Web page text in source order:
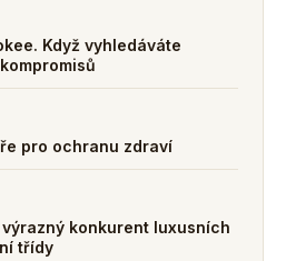
Když vyhledáváte
pro ochranu zdraví
konkurent luxusních
třídy